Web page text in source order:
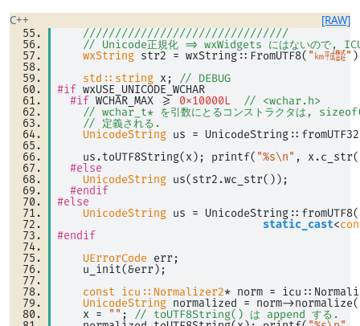
C++ [RAW]
////////////////////////////////
// Unicode正規化 => wxWidgets にはないので,
wxString str2 = wxString::FromUTF8( "㎞㍻㍿"
std::string x;
// DEBUG
#if wxUSE_UNICODE_WCHAR
#if WCHAR_MAX >= 0x10000L
// <wchar.h>
// wchar_t* を引数にとるコンストラクタは,
// 定義される.
UnicodeString us =
    us.toUTF8String(x); printf(
"%s\n" ,
#else
UnicodeString us(str2.wc_str());
#endif
#else
UnicodeString us =
static_cast<
#endif
UErrorCode err;
    u_init(
&err);
const
icu::Normalizer2* norm =
UnicodeString normalized = norm->
    x
= "" ;
// toUTF8String() は append する.